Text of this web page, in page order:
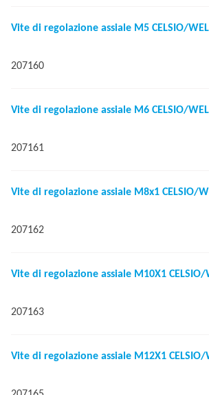
Vite di regolazione assiale M5 CELSIO/WEL
207160
Vite di regolazione assiale M6 CELSIO/WEL
207161
Vite di regolazione assiale M8x1 CELSIO/
207162
Vite di regolazione assiale M10X1 CELSIO/
207163
Vite di regolazione assiale M12X1 CELSIO/